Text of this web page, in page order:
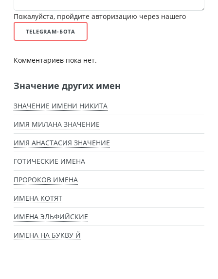
Пожалуйста, пройдите авторизацию через нашего
TELEGRAM-БОТА
Комментариев пока нет.
Значение других имен
ЗНАЧЕНИЕ ИМЕНИ НИКИТА
ИМЯ МИЛАНА ЗНАЧЕНИЕ
ИМЯ АНАСТАСИЯ ЗНАЧЕНИЕ
ГОТИЧЕСКИЕ ИМЕНА
ПРОРОКОВ ИМЕНА
ИМЕНА КОТЯТ
ИМЕНА ЭЛЬФИЙСКИЕ
ИМЕНА НА БУКВУ Й